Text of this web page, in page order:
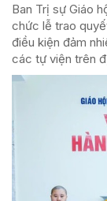
Ban Trị sự Giáo
chức lễ trao
điều kiện đảm
các tự viện trên